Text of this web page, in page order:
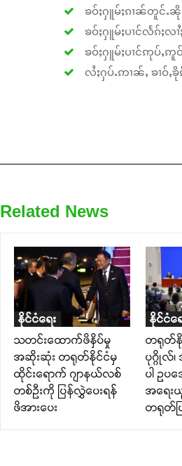
ၶဝ်ႈႁူမ်ႈၵၢၼ်တူင်ႉၼို
ၶဝ်ႈႁူမ်ႈပၢင်လႅၵ်ႈလ
ၶဝ်ႈႁူမ်ႈပၢင်ဢုပ်ႇဢူဝ်
လႆႈႁပ်ႉဢၢၼ်ႇ ၶၢဝ်
Related News
နိုင်ငံရေး
သတင်းထောက်ဖိနှိပ်မှု
အဆိုးဆုံး တရုတ်နိုင်ငံမှ
ထိုင်းရောက် ဂျာနယ်လစ်
တစ်ဦးကို ပြန်လွှဲပေးရန်
ဖိအားပေး
နိုင်ငံရ
တရုတ်နို
ပုဂ္ဂိုလ်
ပါ ဥပဒ
အရေး
တရုတ်ပ